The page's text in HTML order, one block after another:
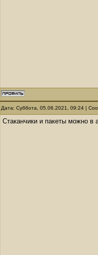
Дата: Суббота, 05.06.2021, 09:24 |
Стаканчики и пакеты можно в